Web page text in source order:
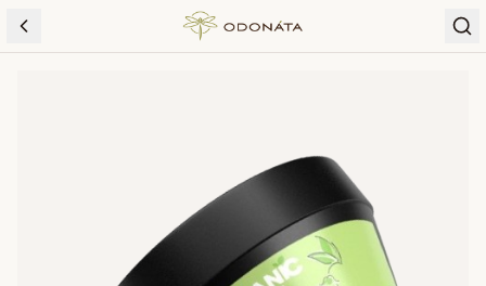
Skip to content